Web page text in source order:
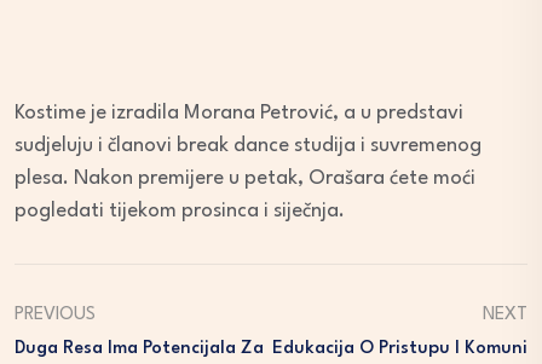
Kostime je izradila Morana Petrović, a u predstavi
sudjeluju i članovi break dance studija i suvremenog
plesa. Nakon premijere u petak, Orašara ćete moći
pogledati tijekom prosinca i siječnja.
PREVIOUS
Duga Resa Ima Potencijala Za
NEXT
Edukacija O Pristupu I Komuni